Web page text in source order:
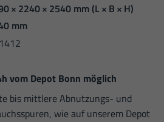
× 2240 × 2540 mm(L × B × H)
mm
vom Depot Bonn möglich
bis mittlere Abnutzungs- und
wie auf unserem Depot